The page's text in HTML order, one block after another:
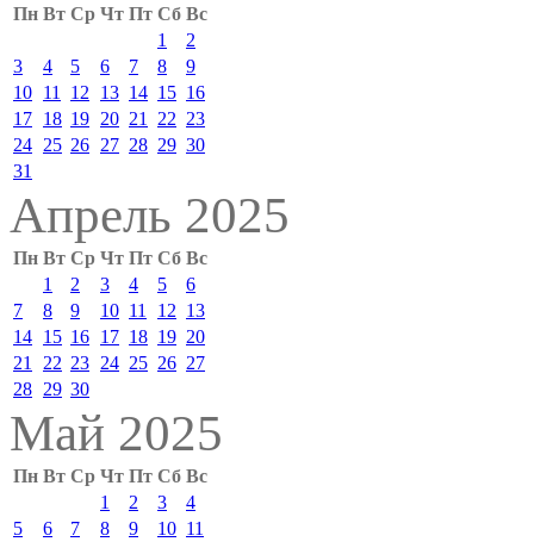
Пн Вт Ср Чт Пт Сб Вс
1
2
3
4 5 6 7 8
9
10 11 12 13 14 15 16
17 18 19 20 21 22 23
24 25 26 27 28 29 30
31
Апрель 2025
Пн Вт Ср Чт Пт Сб Вс
1
2 3 4 5
6
7
8 9 10 11 12 13
14 15 16 17 18 19 20
21
22 23 24 25 26 27
28 29 30
Май 2025
Пн Вт Ср Чт Пт Сб Вс
1
2 3
4
5
6 7 8 9 10 11